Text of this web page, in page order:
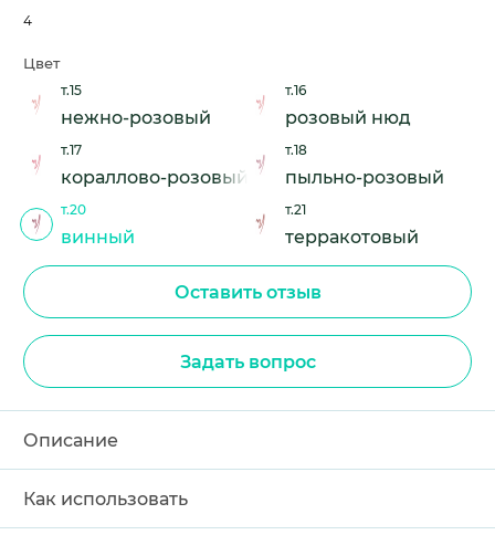
4
Цвет
т.15
нежно-розовый
т.16
розовый нюд
т.17
кораллово-розовый
т.18
пыльно-розовый
т.20
винный
т.21
терракотовый
Оставить отзыв
Задать вопрос
Описание
Как использовать